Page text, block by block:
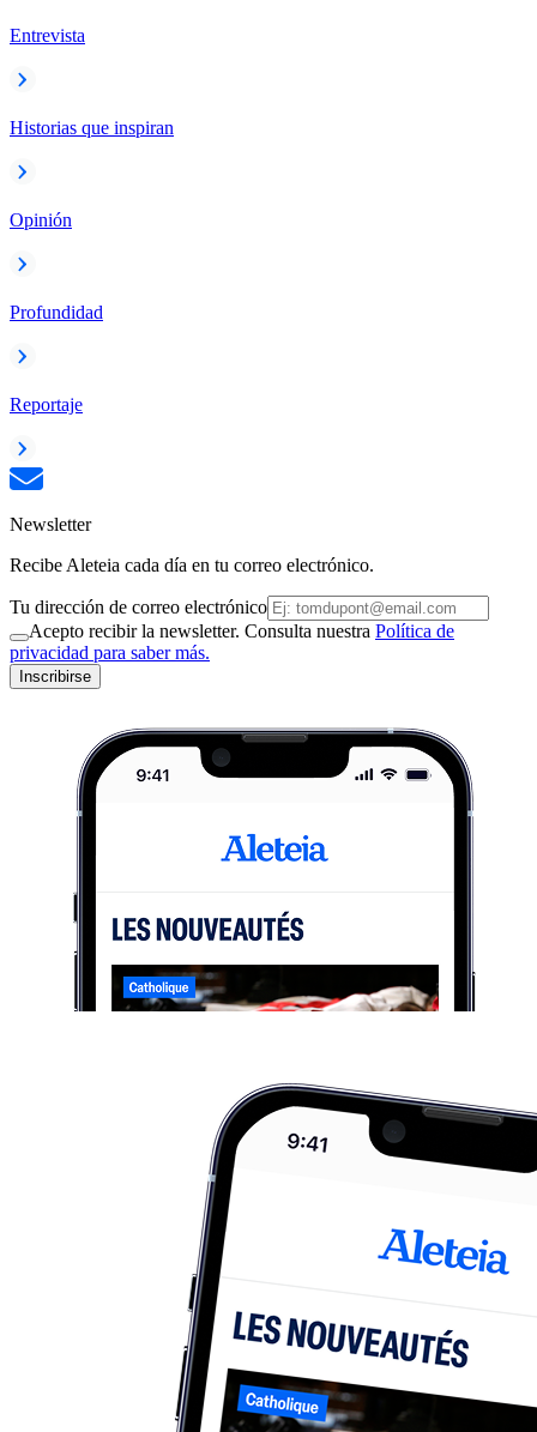
Entrevista
Historias que inspiran
Opinión
Profundidad
Reportaje
Newsletter
Recibe Aleteia cada día en tu correo electrónico.
Tu dirección de correo electrónico
Acepto recibir la newsletter. Consulta nuestra Política de
privacidad para saber más.
Inscribirse